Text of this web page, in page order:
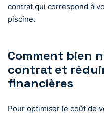
contrat qui correspond à
piscine.
Comment bien
contrat et
financières
Pour optimiser le coût de